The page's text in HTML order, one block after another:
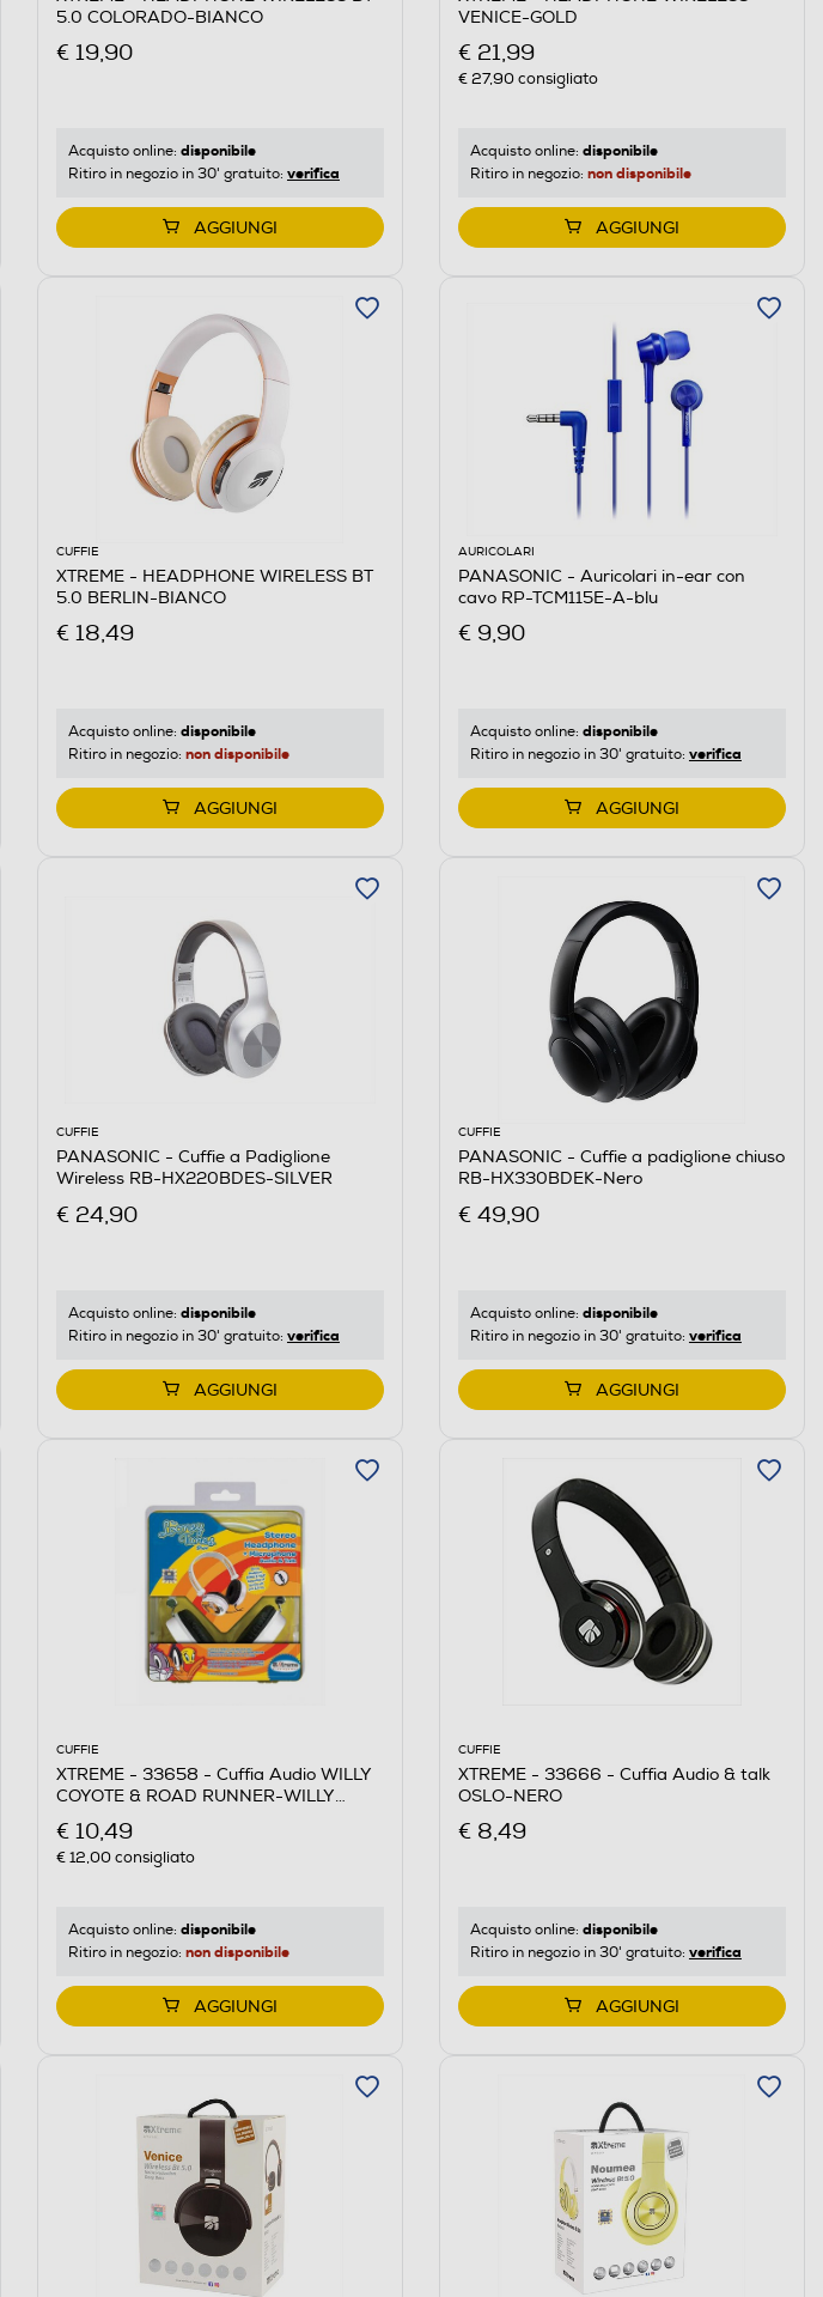
5.0 COLORADO-BIANCO
€ 19,90
Acquisto online: disponibile
Ritiro in negozio in 30' gratuito: verifica
AGGIUNGI
VENICE-GOLD
€ 21,99
€ 27,90consigliato
Acquisto online: disponibile
Ritiro in negozio: non disponibile
AGGIUNGI
CUFFIE
XTREME - HEADPHONE WIRELESS BT
5.0 BERLIN-BIANCO
€ 18,49
Acquisto online: disponibile
Ritiro in negozio: non disponibile
AGGIUNGI
AURICOLARI
PANASONIC - Auricolari in-ear con
cavo RP-TCM115E-A-blu
€ 9,90
Acquisto online: disponibile
Ritiro in negozio in 30' gratuito: verifica
AGGIUNGI
CUFFIE
PANASONIC - Cuffie a Padiglione
Wireless RB-HX220BDES-SILVER
€ 24,90
Acquisto online: disponibile
Ritiro in negozio in 30' gratuito: verifica
AGGIUNGI
CUFFIE
PANASONIC - Cuffie a padiglione chiuso
RB-HX330BDEK-Nero
€ 49,90
Acquisto online: disponibile
Ritiro in negozio in 30' gratuito: verifica
AGGIUNGI
CUFFIE
XTREME - 33658 - Cuffia Audio WILLY
COYOTE & ROAD RUNNER-WILLY
€ 10,49
€ 12,00consigliato
Acquisto online: disponibile
Ritiro in negozio: non disponibile
AGGIUNGI
CUFFIE
XTREME - 33666 - Cuffia Audio & talk
OSLO-NERO
€ 8,49
Acquisto online: disponibile
Ritiro in negozio in 30' gratuito: verifica
AGGIUNGI